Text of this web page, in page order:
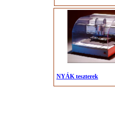
NYÁK teszterek